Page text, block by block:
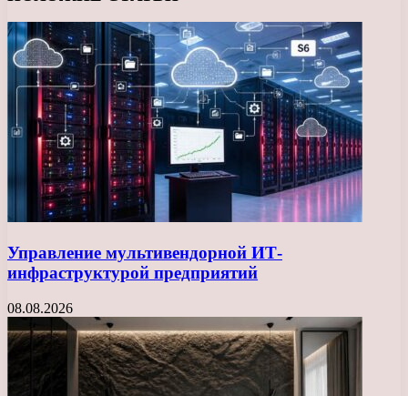
Управление мультивендорной ИТ-
инфраструктурой предприятий
08.08.2026